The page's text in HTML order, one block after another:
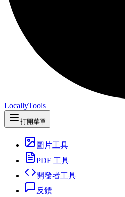
LocallyTools
打開菜單
圖片工具
PDF 工具
開發者工具
反饋